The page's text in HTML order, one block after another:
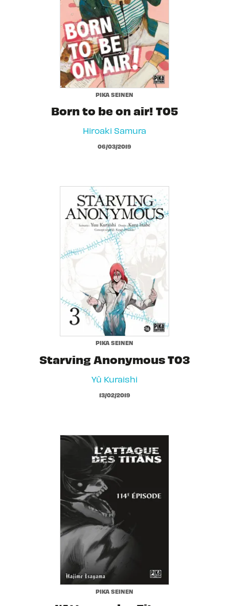
PIKA SEINEN
Born to be on air! T05
Hiroaki Samura
06/03/2019
PIKA SEINEN
Starving Anonymous T03
Yû Kuraishi
13/02/2019
PIKA SEINEN